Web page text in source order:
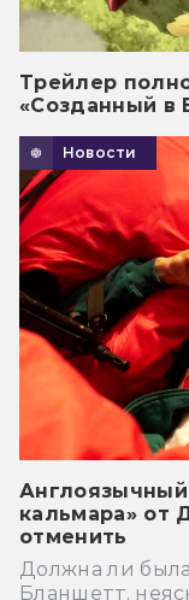
Трейлер
«Созданный в
Новости
кальмара» от
отменить
Должна ли
Бланшетт,